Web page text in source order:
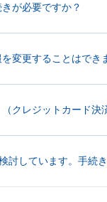
が必要ですか？
変更することはでき
クレジットカード
討しています。手続